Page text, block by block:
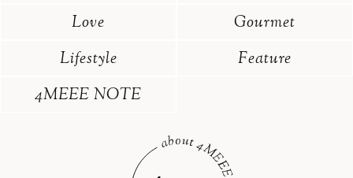
Love
Gourmet
Lifestyle
Feature
4MEEE NOTE